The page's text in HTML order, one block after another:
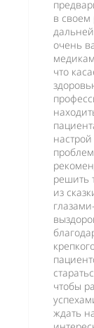
в своем
очень
что
решить
из
чтобы
ждать